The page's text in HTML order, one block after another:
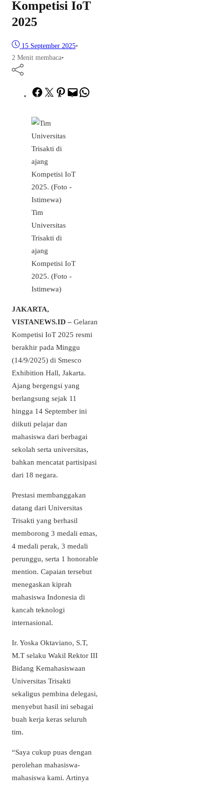
Kompetisi IoT
2025
15 September 2025•
2 Menit membaca•
Facebook
TwitterPinterest
Mail
Tim
Universitas
Trisakti di
ajang
Kompetisi IoT
2025. (Foto -
Istimewa)
JAKARTA,
VISTANEWS.ID – Gelaran
Kompetisi IoT 2025 resmi
berakhir pada Minggu
(14/9/2025) di Smesco
Exhibition Hall, Jakarta.
Ajang bergengsi yang
berlangsung sejak 11
hingga 14 September ini
diikuti pelajar dan
mahasiswa dari berbagai
sekolah serta universitas,
bahkan mencatat partisipasi
dari 18 negara.
Prestasi membanggakan
datang dari Universitas
Trisakti yang berhasil
memborong 3 medali emas,
4 medali perak, 3 medali
perunggu, serta 1 honorable
mention. Capaian tersebut
menegaskan kiprah
mahasiswa Indonesia di
kancah teknologi
internasional.
Ir. Yoska Oktaviano, S.T,
M.T selaku Wakil Rektor III
Bidang Kemahasiswaan
Universitas Trisakti
sekaligus pembina delegasi,
menyebut hasil ini sebagai
buah kerja keras seluruh
tim.
“Saya cukup puas dengan
perolehan mahasiswa-
mahasiswa kami. Artinya